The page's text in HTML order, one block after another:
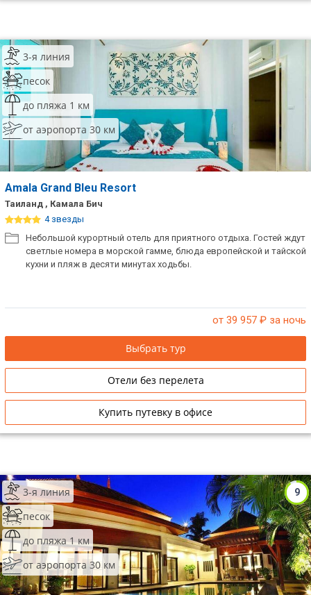
3-я линия
песок
до пляжа 1 км
от аэропорта 30 км
Amala Grand Bleu Resort
Таиланд , Камала Бич
4 звезды
Небольшой курортный отель для приятного отдыха. Гостей ждут
светлые номера в морской гамме, блюда европейской и тайской
кухни и пляж в десяти минутах ходьбы.
от 39 957 ₽ за ночь
Выбрать тур
Отели без перелета
Купить путевку в офисе
9
3-я линия
песок
до пляжа 1 км
от аэропорта 30 км